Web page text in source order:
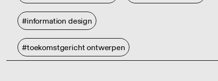
#information design
#toekomstgericht ontwerpen